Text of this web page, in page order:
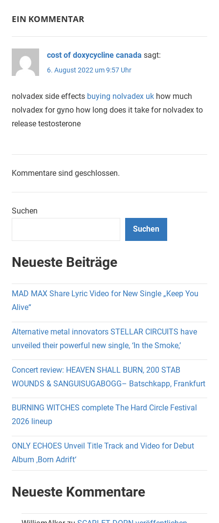
EIN KOMMENTAR
cost of doxycycline canada sagt:
6. August 2022 um 9:57 Uhr
nolvadex side effects buying nolvadex uk how much
nolvadex for gyno how long does it take for nolvadex to
release testosterone
Kommentare sind geschlossen.
Suchen
Suchen
Neueste Beiträge
MAD MAX Share Lyric Video for New Single „Keep You
Alive“
Alternative metal innovators STELLAR CIRCUITS have
unveiled their powerful new single, ‘In the Smoke,’
Concert review: HEAVEN SHALL BURN, 200 STAB
WOUNDS & SANGUISUGABOGG– Batschkapp, Frankfurt
BURNING WITCHES complete The Hard Circle Festival
2026 lineup
ONLY ECHOES Unveil Title Track and Video for Debut
Album ‚Born Adrift‘
Neueste Kommentare